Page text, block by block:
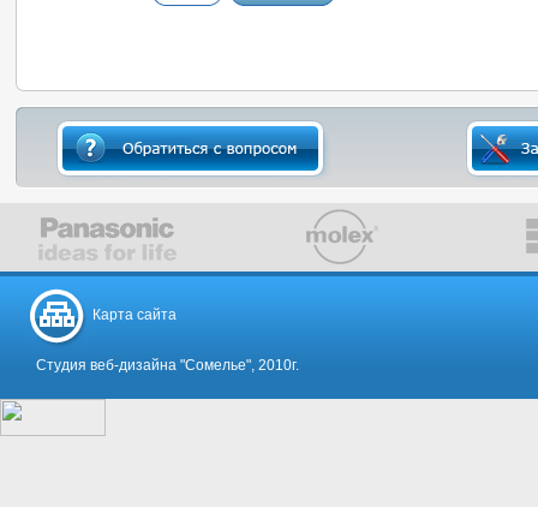
Карта сайта
Студия веб-дизайна "Сомелье", 2010г.